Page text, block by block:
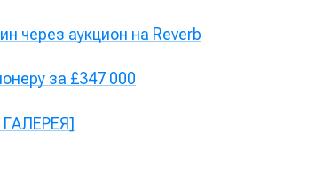
через аукцион на Reverb
за £347 000
ГАЛЕРЕЯ]